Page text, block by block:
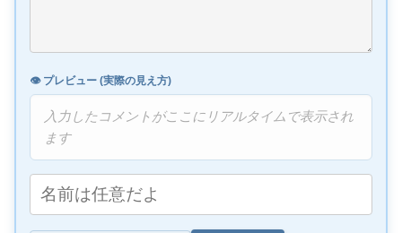
👁️ プレビュー (実際の見え方)
入力したコメントがここにリアルタイムで表示され
ます